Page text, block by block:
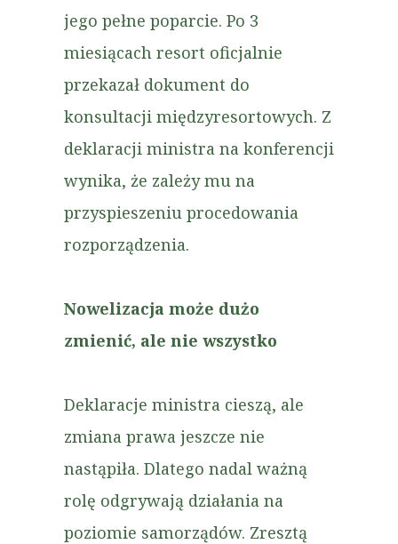
jego pełne poparcie. Po 3
miesiącach resort oficjalnie
przekazał dokument do
konsultacji międzyresortowych. Z
deklaracji ministra na konferencji
wynika, że zależy mu na
przyspieszeniu procedowania
rozporządzenia.
Nowelizacja może dużo
zmienić, ale nie wszystko
Deklaracje ministra cieszą, ale
zmiana prawa jeszcze nie
nastąpiła. Dlatego nadal ważną
rolę odgrywają działania na
poziomie samorządów. Zresztą